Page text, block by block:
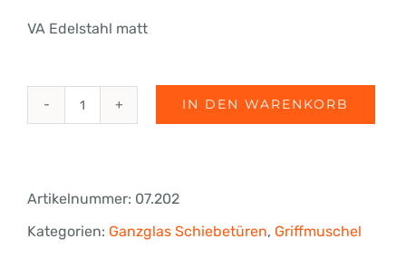
VA Edelstahl matt
fri-
IN DEN WARENKORB
Artikelnummer: 07.202
Kategorien: Ganzglas Schiebetüren, Griffmuschel